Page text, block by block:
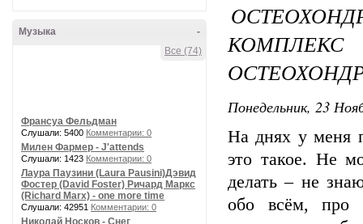
-
Музыка
Все (74)
Франсуа Фельдман
Слушали: 5400 Комментарии: 0
Милен Фармер - J'attends
Слушали: 1423 Комментарии: 0
Лаура Паузини (Laura Pausini)Дэвид
Фостер (David Foster) Ричард Маркс
(Richard Marx) - one more time
Слушали: 42951 Комментарии: 0
Николай Носков - Снег
Понедельник, 23
На днях у меня
это такое. Не
делать – не
обо всём, про